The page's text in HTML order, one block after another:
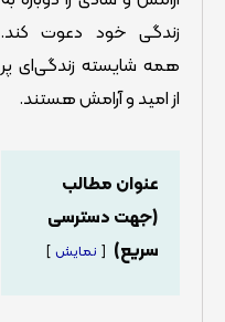
زندگی خود دعوت کند.
همه شایسته زندگی‌ای پر
از امید و آرامش هستند.
عنوان مطالب
(جهت دسترسی
سریع)
نمایش